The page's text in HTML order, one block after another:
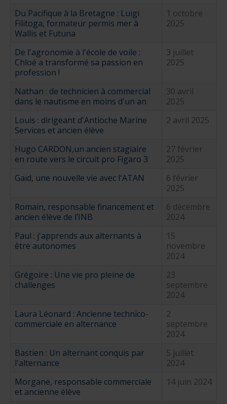
nautique ?
Formation Formateurs de permis hauturiers
Inscription formations entreprises
alternance nautisme
nautisme et commerce
encadrement nautique
Du Pacifique à la Bretagne : Luigi
Filitoga, formateur permis mer à
Wallis et Futuna
1 octobre
2025
De l'agronomie à l'école de voile :
Chloé a transformé sa passion en
profession !
3 juillet
2025
Nathan : de technicien à commercial
dans le nautisme en moins d'un an
30 avril
2025
Louis : dirigeant d'Antioche Marine
Services et ancien élève
2 avril 2025
Hugo CARDON,un ancien stagiaire
en route vers le circuit pro Figaro 3
27 février
2025
Gaïd, une nouvelle vie avec l'ATAN
6 février
2025
Romain, responsable financement et
ancien élève de l’INB
6 décembre
2024
Paul : j'apprends aux alternants à
être autonomes
15
novembre
2024
Grégoire : Une vie pro pleine de
challenges
23
septembre
2024
Laura Léonard : Ancienne technico-
commerciale en alternance
2
septembre
2024
Bastien : Un alternant conquis par
l'alternance
5 juillet
2024
Morgane, responsable commerciale
et ancienne élève
14 juin 2024